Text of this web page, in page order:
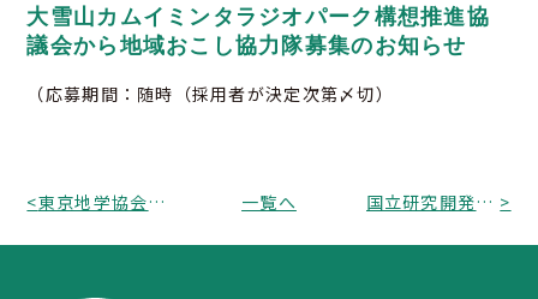
大雪山カムイミンタラジオパーク構想推進協
議会から地域おこし協力隊募集のお知らせ
（応募期間：随時（採用者が決定次第〆切）
< 東京地学協会から特別講演会「隆起痕跡からわかる能登半島地震の履歴」のお知らせ 一覧へ 国立研究開発法人海洋研究開発機構から令和6年度ES「チャレンジ利用課題」を募集 >